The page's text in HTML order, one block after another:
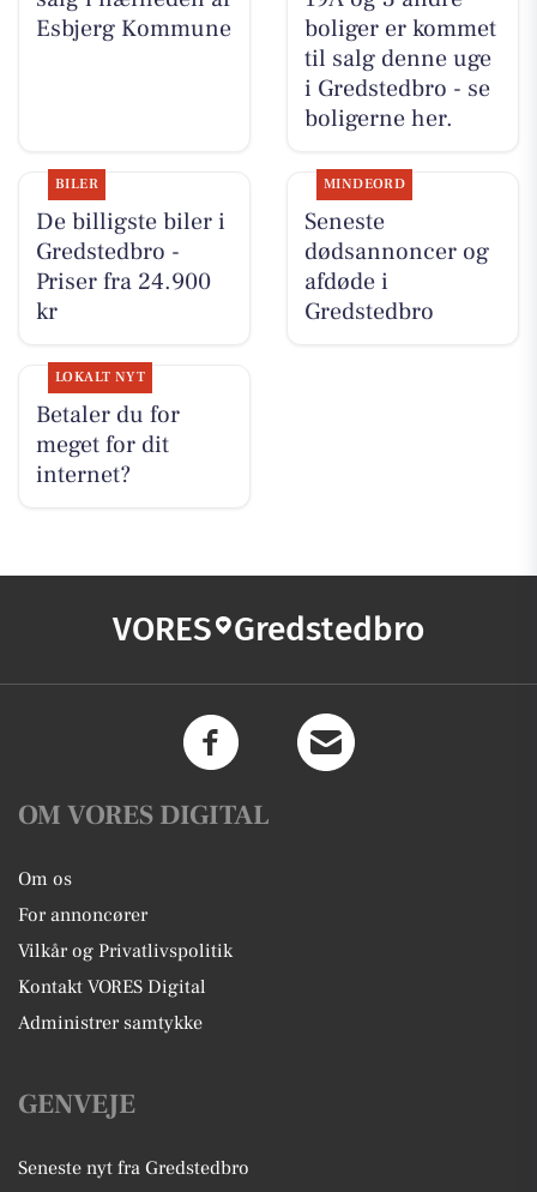
Esbjerg Kommune
boliger er kommet
til salg denne uge
i Gredstedbro - se
boligerne her.
BILER
De billigste biler i
Gredstedbro -
Priser fra 24.900
kr
MINDEORD
Seneste
dødsannoncer og
afdøde i
Gredstedbro
LOKALT NYT
Betaler du for
meget for dit
internet?
VORES Gredstedbro
OM VORES DIGITAL
Om os
For annoncører
Vilkår og Privatlivspolitik
Kontakt VORES Digital
Administrer samtykke
GENVEJE
Seneste nyt fra Gredstedbro